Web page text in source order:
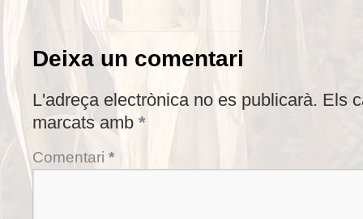
Deixa un comentari
L'adreça electrònica no es publicarà. Els
marcats amb *
Comentari *